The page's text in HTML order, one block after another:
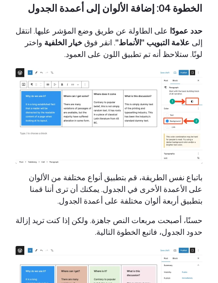
الخطوة 04: إضافة الألوان إلى أعمدة الجدول
حدد عمودًا على الطاولة عن طريق وضع المؤشر عليها. انتقل
إلى علامة التبويب "الأنماط". انقر فوقخيار الخلفية واختر
لونًا. ستلاحظ أنه تم تطبيق اللون على العمود.
باتباع نفس الطريقة، قم بتطبيق أنواع مختلفة من الألوان
على الأعمدة الأخرى في الجدول. يمكنك أن ترى أننا قمنا
بتطبيق أربعة ألوان مختلفة على أعمدة الجدول.
حسنًا، أصبحت مربعات النص جاهزة. ولكن إذا كنت تريد إزالة
حدود الجدول، فاتبع الخطوة التالية.